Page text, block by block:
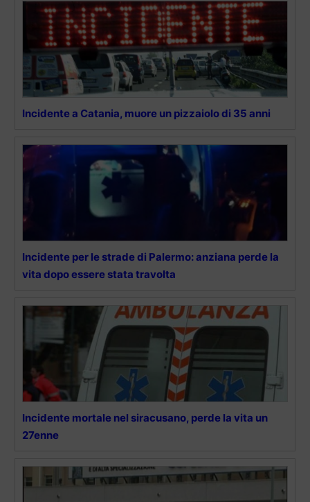
Incidente a Catania, muore un pizzaiolo di 35 anni
Incidente per le strade di Palermo: anziana perde la
vita dopo essere stata travolta
Incidente mortale nel siracusano, perde la vita un
27enne